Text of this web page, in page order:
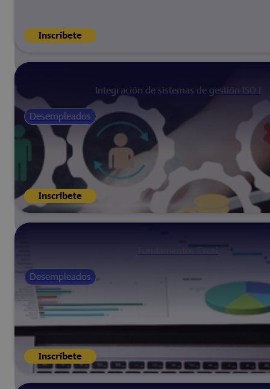
Inscríbete
Integración de sistemas de gestión ISO I
Desempleados
Inscríbete
Fundamentos Excel
Desempleados
Inscríbete